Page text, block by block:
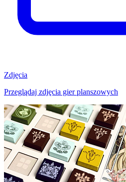
Zdjęcia
Przeglądaj zdjęcia gier planszowych